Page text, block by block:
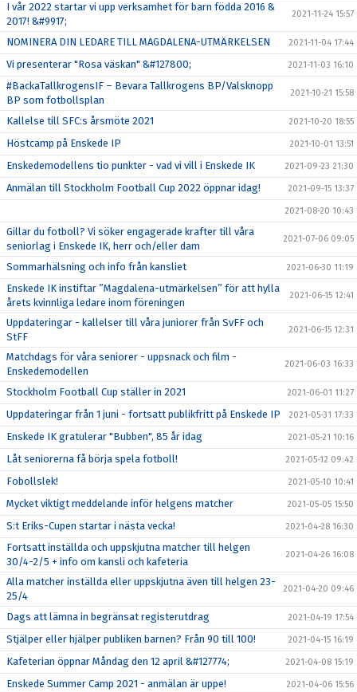
I vår 2022 startar vi upp verksamhet för barn födda 2016 &
2017! &#9917;
2021-11-24 15:57
NOMINERA DIN LEDARE TILL MAGDALENA-UTMÄRKELSEN 2021-11-04 17:44
Vi presenterar "Rosa väskan" &#127800; 2021-11-03 16:10
#BackaTallkrogensIF – Bevara Tallkrogens BP/Valsknopp
BP som fotbollsplan
2021-10-21 15:58
Kallelse till SFC:s årsmöte 2021 2021-10-20 18:55
Höstcamp på Enskede IP 2021-10-01 13:51
Enskedemodellens tio punkter - vad vi vill i Enskede IK 2021-09-23 21:30
Anmälan till Stockholm Football Cup 2022 öppnar idag! 2021-09-15 13:37
2021-08-20 10:43
Gillar du fotboll? Vi söker engagerade krafter till våra
seniorlag i Enskede IK, herr och/eller dam
2021-07-06 09:05
Sommarhälsning och info från kansliet 2021-06-30 11:19
Enskede IK instiftar ”Magdalena-utmärkelsen” för att hylla
årets kvinnliga ledare inom föreningen
2021-06-15 12:41
Uppdateringar - kallelser till våra juniorer från SvFF och
StFF
2021-06-15 12:31
Matchdags för våra seniorer - uppsnack och film -
Enskedemodellen
2021-06-03 16:33
Stockholm Football Cup ställer in 2021 2021-06-01 11:27
Uppdateringar från 1 juni - fortsatt publikfritt på Enskede IP 2021-05-31 17:33
Enskede IK gratulerar "Bubben", 85 år idag 2021-05-21 10:16
Låt seniorerna få börja spela fotboll! 2021-05-12 09:42
Fobollslek! 2021-05-10 10:41
Mycket viktigt meddelande inför helgens matcher 2021-05-05 15:50
S:t Eriks-Cupen startar i nästa vecka! 2021-04-28 16:30
Fortsatt inställda och uppskjutna matcher till helgen
30/4-2/5 + info om kansli och kafeteria
2021-04-26 16:08
Alla matcher inställda eller uppskjutna även till helgen 23-
25/4
2021-04-20 09:46
Dags att lämna in begränsat registerutdrag 2021-04-19 17:54
Stjälper eller hjälper publiken barnen? Från 90 till 100! 2021-04-15 16:19
Kafeterian öppnar Måndag den 12 april &#127774; 2021-04-08 15:19
Enskede Summer Camp 2021 - anmälan är uppe! 2021-04-06 15:56